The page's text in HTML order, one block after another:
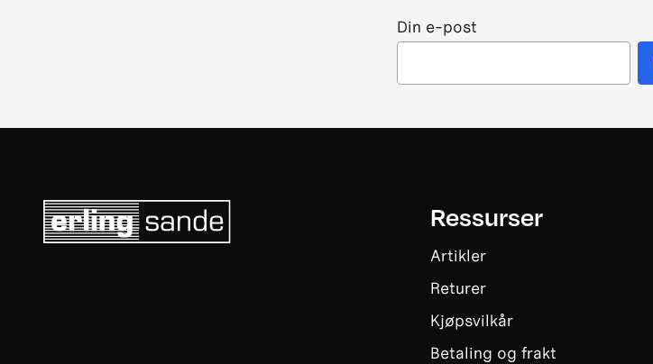
Din e-post
Ressurser
Artikler
Returer
Kjøpsvilkår
Betaling og frakt